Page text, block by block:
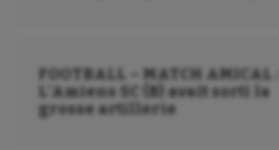
FOOTBALL – MATCH AMICAL :
L’Amiens SC (B) avait sorti la
grosse artillerie